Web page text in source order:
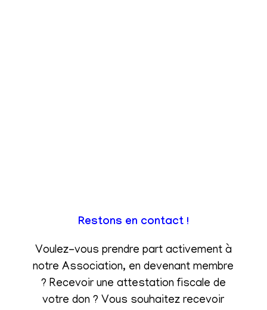
Restons en contact !
Voulez-vous prendre part activement à
notre Association, en devenant membre
? Recevoir une attestation fiscale de
votre don ? Vous souhaitez recevoir